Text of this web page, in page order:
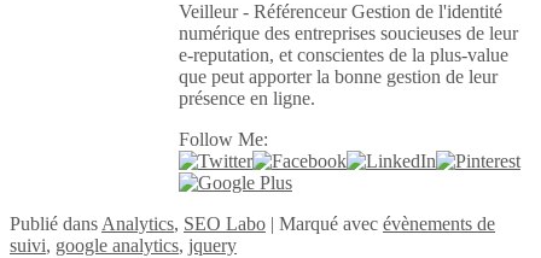
Veilleur - Référenceur Gestion de l'identité
numérique des entreprises soucieuses de leur
e-reputation, et conscientes de la plus-value
que peut apporter la bonne gestion de leur
présence en ligne.
Follow Me:
Publié dans Analytics, SEO Labo | Marqué avec évènements de
suivi, google analytics, jquery